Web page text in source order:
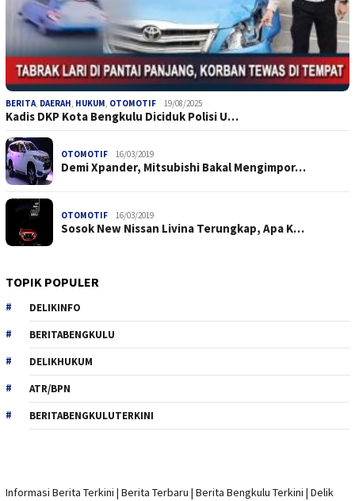
BERITA, DAERAH, HUKUM, OTOMOTIF 19/08/2025
Kadis DKP Kota Bengkulu Diciduk Polisi U…
OTOMOTIF 16/03/2019
Demi Xpander, Mitsubishi Bakal Mengimpor…
OTOMOTIF 16/03/2019
Sosok New Nissan Livina Terungkap, Apa K…
TOPIK POPULER
DELIKINFO
BERITABENGKULU
DELIKHUKUM
ATR/BPN
BERITABENGKULUTERKINI
Informasi Berita Terkini | Berita Terbaru | Berita Bengkulu Terkini | Delik